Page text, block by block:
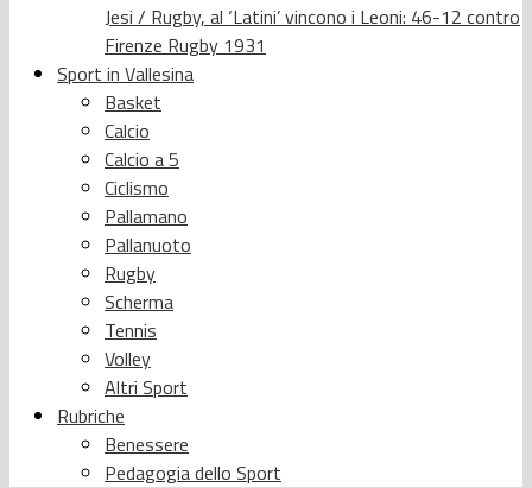
Jesi / Rugby, al ‘Latini’ vincono i Leoni: 46-12 contro
Firenze Rugby 1931
Sport in Vallesina
Basket
Calcio
Calcio a 5
Ciclismo
Pallamano
Pallanuoto
Rugby
Scherma
Tennis
Volley
Altri Sport
Rubriche
Benessere
Pedagogia dello Sport